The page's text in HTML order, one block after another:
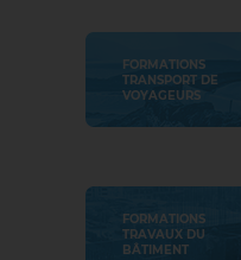
FORMATIONS
TRANSPORT DE
VOYAGEURS
FORMATIONS
TRAVAUX DU
BÂTIMENT